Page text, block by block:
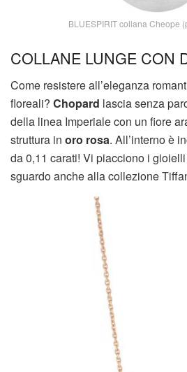
BLUESPIRIT collana Cheope
COLLANE LUNGE CON
Come resistere all’eleganza
floreali? Chopard lascia senza
della linea Imperiale con un fiore
struttura in oro rosa. All’interno è
da 0,11 carati! Vi piacciono i
sguardo anche alla collezione